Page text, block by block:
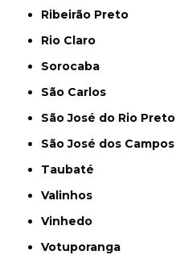
Ribeirão Preto
Rio Claro
Sorocaba
São Carlos
São José do Rio Preto
São José dos Campos
Taubaté
Valinhos
Vinhedo
Votuporanga